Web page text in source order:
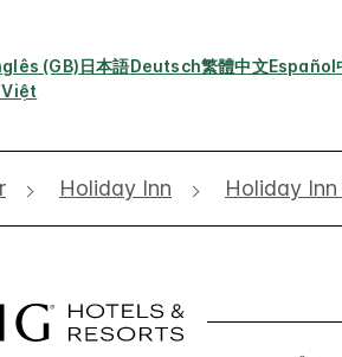
(GB)日本語Deutsch繁體中文Español
Holiday Inn Holiday